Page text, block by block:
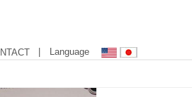
| Language